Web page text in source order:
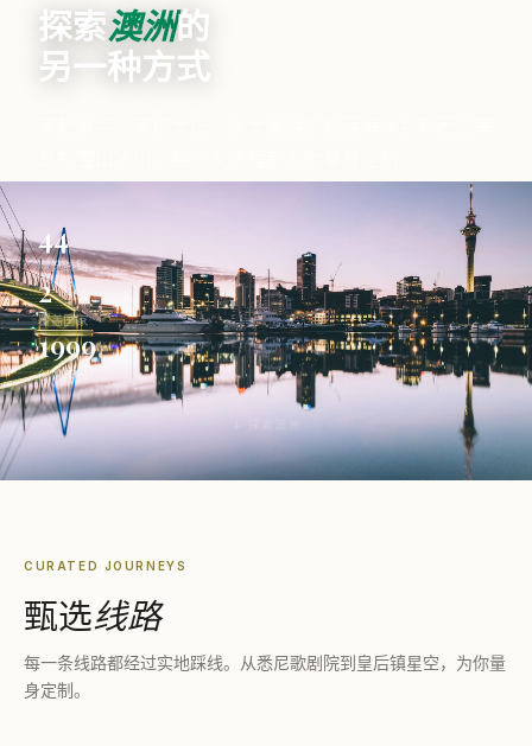
探索澳洲的
另一种方式
44
精选线路
2
覆盖国家
1999
创始年份
↓ 探索澳洲
CURATED JOURNEYS
甄选线路
每一条线路都经过实地踩线。从悉尼歌剧院到皇后镇星空，为你量
身定制。